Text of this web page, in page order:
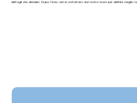
dettagli che desideri. Dopo l’invio verrai contattato dal nostro team per definire meglio